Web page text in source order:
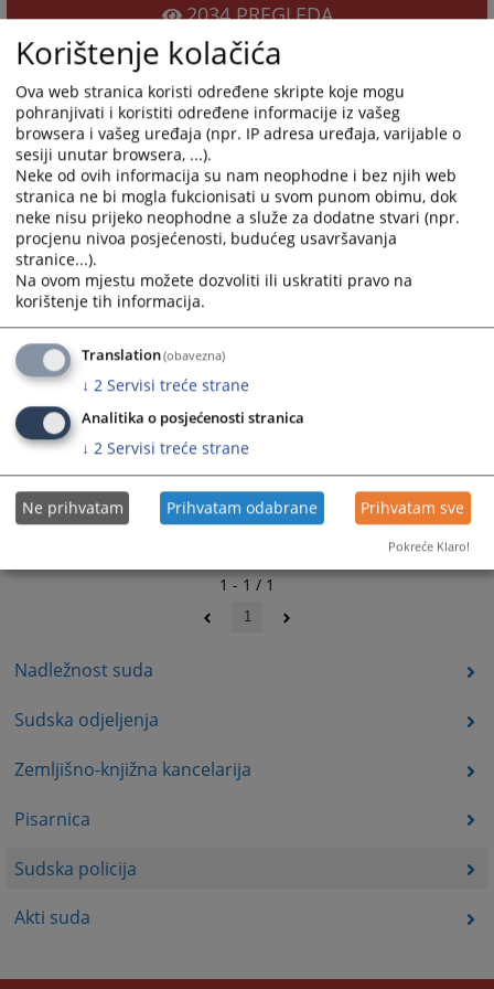
Nadležnost suda
Sudska odjeljenja
Zemljišno-knjižna kancelarija
Pisarnica
Sudska policija
Akti suda
2034PREGLEDA
1 - 1 / 1
1
Korištenje kolačića
Ova web stranica koristi određene skripte koje mogu
pohranjivati i koristiti određene informacije iz vašeg
browsera i vašeg uređaja (npr. IP adresa uređaja, varijable o
sesiji unutar browsera, ...).
Neke od ovih informacija su nam neophodne i bez njih web
stranica ne bi mogla fukcionisati u svom punom obimu, dok
neke nisu prijeko neophodne a služe za dodatne stvari (npr.
procjenu nivoa posjećenosti, budućeg usavršavanja
stranice...).
Na ovom mjestu možete dozvoliti ili uskratiti pravo na
korištenje tih informacija.
Translation(obavezna)
↓ 2 Servisi treće strane
Analitika o posjećenosti stranica
↓ 2 Servisi treće strane
Ne prihvatam Prihvatam odabrane Prihvatam sve
Pokreće Klaro!